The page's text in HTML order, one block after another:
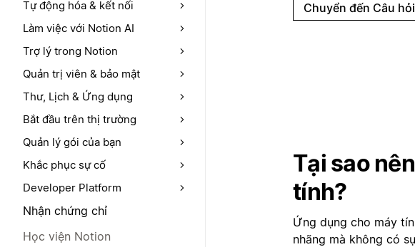
Tự động hóa & kết nối
Làm việc với Notion AI
Trợ lý trong Notion
Quản trị viên & bảo mật
Thư, Lịch & Ứng dụng
Bắt đầu trên thị trường
Quản lý gói của bạn
Khắc phục sự cố
Developer Platform
Nhận chứng chỉ
Học viện Notion
Chuyển đến Câu
Tại sao
tính?
Ứng dụng cho máy
nhãng mà không có